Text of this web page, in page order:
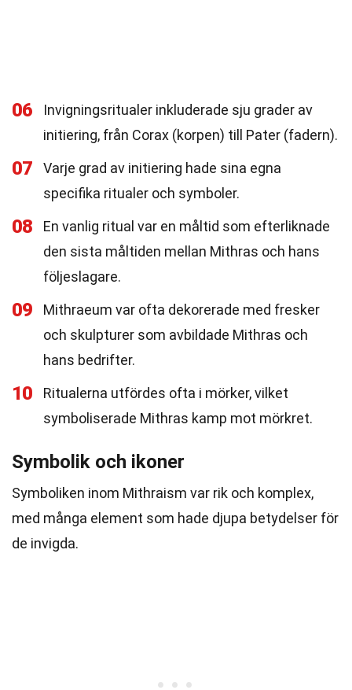
06
Invigningsritualer inkluderade sju grader av
initiering, från Corax (korpen) till Pater (fadern).
07
Varje grad av initiering hade sina egna
specifika ritualer och symboler.
08
En vanlig ritual var en måltid som efterliknade
den sista måltiden mellan Mithras och hans
följeslagare.
09
Mithraeum var ofta dekorerade med fresker
och skulpturer som avbildade Mithras och
hans bedrifter.
10
Ritualerna utfördes ofta i mörker, vilket
symboliserade Mithras kamp mot mörkret.
Symbolik och ikoner
Symboliken inom Mithraism var rik och komplex,
med många element som hade djupa betydelser för
de invigda.